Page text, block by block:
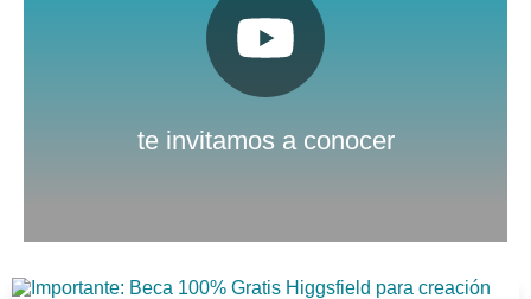
te invitamos a conocer
Pulsa aquí